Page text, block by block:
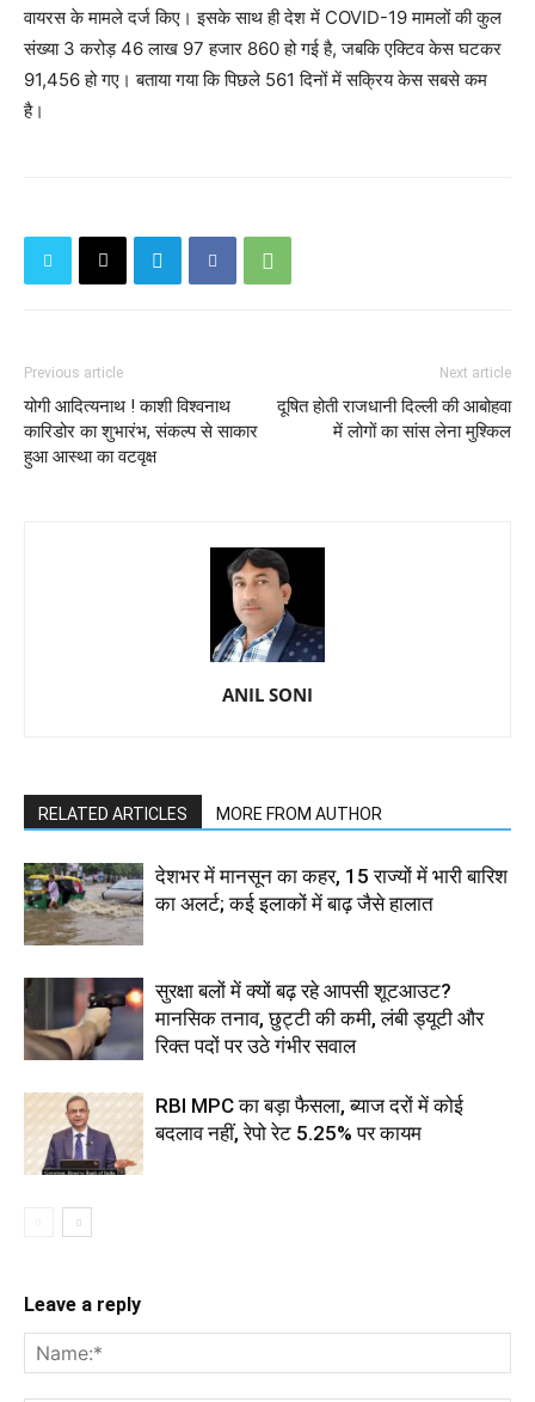
वायरस के मामले दर्ज किए। इसके साथ ही देश में COVID-19 मामलों की कुल
संख्या 3 करोड़ 46 लाख 97 हजार 860 हो गई है, जबकि एक्टिव केस घटकर
91,456 हो गए। बताया गया कि पिछले 561 दिनों में सक्रिय केस सबसे कम
है।
Previous article
योगी आदित्यनाथ ! काशी विश्वनाथ
कारिडोर का शुभारंभ, संकल्प से साकार
हुआ आस्था का वटवृक्ष
Next article
दूषित होती राजधानी दिल्ली की आबोहवा
में लोगों का सांस लेना मुश्किल
ANIL SONI
RELATED ARTICLES MORE FROM AUTHOR
देशभर में मानसून का कहर, 15 राज्यों में भारी बारिश
का अलर्ट; कई इलाकों में बाढ़ जैसे हालात
सुरक्षा बलों में क्यों बढ़ रहे आपसी शूटआउट?
मानसिक तनाव, छुट्टी की कमी, लंबी ड्यूटी और
रिक्त पदों पर उठे गंभीर सवाल
RBI MPC का बड़ा फैसला, ब्याज दरों में कोई
बदलाव नहीं, रेपो रेट 5.25% पर कायम
Leave a reply